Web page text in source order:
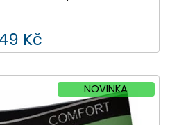
Kč
NOVINKA